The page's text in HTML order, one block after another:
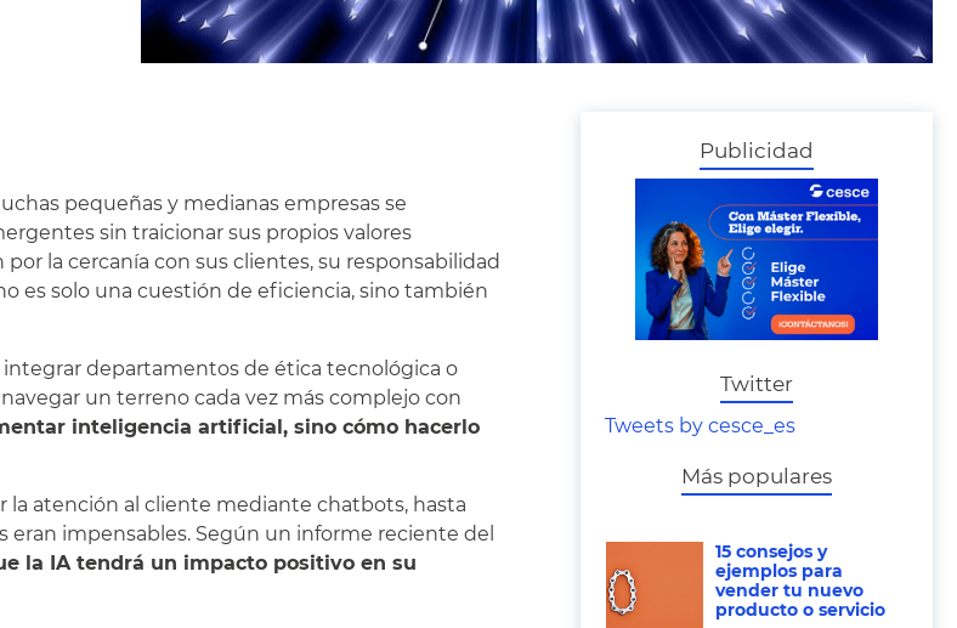
pequeñas y medianas empresas se
sin traicionar sus propios valores
la cercanía con sus clientes, su responsabilidad
es solo una cuestión de eficiencia, sino también
departamentos de ética tecnológica o
un terreno cada vez más complejo con
inteligencia artificial, sino cómo hacerlo
la atención al cliente mediante chatbots, hasta
impensables. Según un informe reciente del
la IA tendrá un impacto positivo en su
Publicidad
Twitter
Tweets by cesce_es
Más populares
15 consejos y
ejemplos para
vender tu nuevo
producto o servicio